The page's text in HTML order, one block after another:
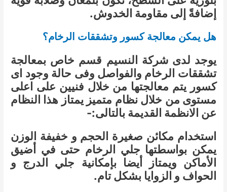
إضافةً إلى مقاومة الخدوش.
هل يمكن معالجة كسور وتشققات الرخام؟
يوجد لدى شركة النسيم قسم خاص بمعالجة
تشققات الرخام والفواصل وفى حالة وجود اى
كسور يتم معالجتها من خلال فنيين على اعلى
مستوى من خلال نظام متميز يمتاز هذا النظام
عن الانظمة القديمة بالتالى:-
استخدام مكائن صغيرة الحجم و خفيفة الوزن
يمكن بواسطتها جلي الرخام حتى في أضيق
الأماكن ويمتاز أيضا بإمكانية جلي الدرج و
الحواف و الزوايا بشكل تام.